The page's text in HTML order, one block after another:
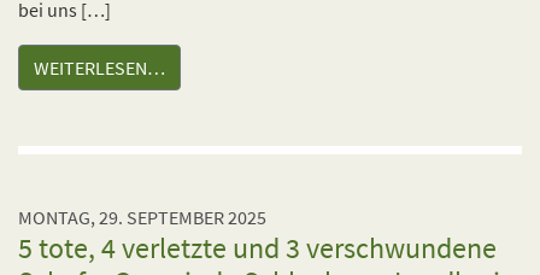
bei uns […]
WEITERLESEN…
MONTAG, 29. SEPTEMBER 2025
5 tote, 4 verletzte und 3 verschwundene